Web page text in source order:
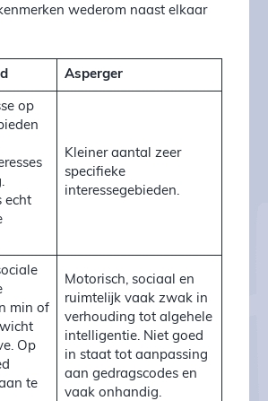
wederom naast elkaar
Asperger
op
echt
Kleiner aantal zeer
specifieke
interessegebieden.
min of
Op
te
Motorisch, sociaal en
ruimtelijk vaak zwak in
verhouding tot algehele
intelligentie. Niet goed
in staat tot aanpassing
aan gedragscodes en
vaak onhandig.